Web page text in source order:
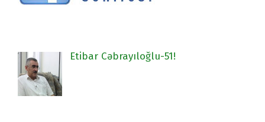
Etibar Cəbrayıloğlu-51!